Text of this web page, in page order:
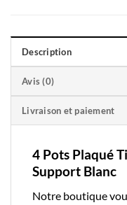
Description
Avis (0)
Livraison et paiement
4 Pots Plaqué
Support Blanc
Notre boutique